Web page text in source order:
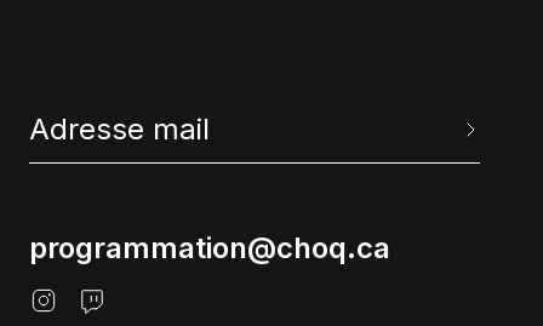
programmation@choq.ca